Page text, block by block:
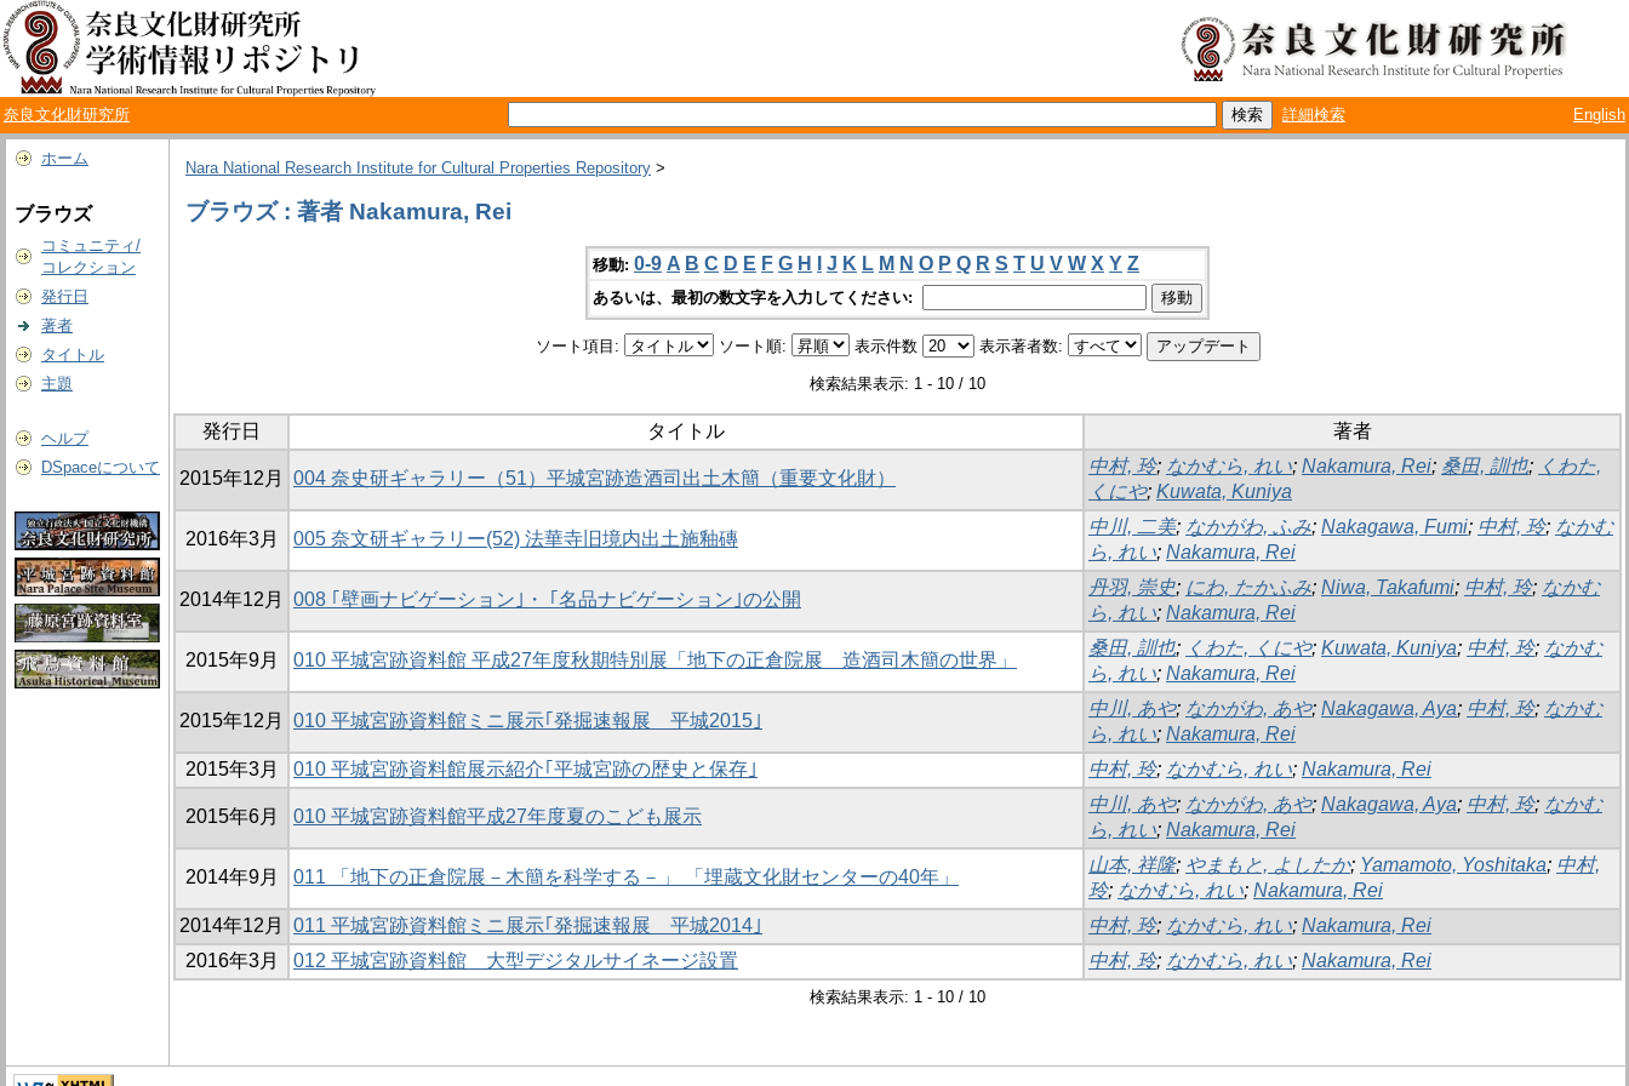
奈良文化財研究所 詳細検索 English
ホーム
ブラウズ
コミュニティ/
コレクション
発行日
著者
タイトル
主題
ヘルプ
DSpaceについて
Nara National Research Institute for Cultural Properties Repository >
ブラウズ : 著者 Nakamura, Rei
移動: 0-9 A B C D E F G H J K L M N O P Q R S T U V W X Y Z
あるいは、最初の数文字を入力してください:
ソート項目: ソート順: 表示件数 表示著者数:
検索結果表示: 1 - 10 / 10
発行日 タイトル 著者
2015年12月 004 奈史研ギャラリー（51）平城宮跡造酒司出土木簡（重要文化財）
中村, 玲; なかむら, れい; Nakamura, Rei; 桑田, 訓也; くわた,
くにや; Kuwata, Kuniya
2016年3月 005 奈文研ギャラリー(52) 法華寺旧境内出土施釉磚
中川, 二美; なかがわ, ふみ; Nakagawa, Fumi; 中村, 玲; なかむ
ら, れい; Nakamura, Rei
2014年12月 008 ｢壁画ナビゲーション｣・ ｢名品ナビゲーション｣の公開
丹羽, 崇史; にわ, たかふみ; Niwa, Takafumi; 中村, 玲; なかむ
ら, れい; Nakamura, Rei
2015年9月 010 平城宮跡資料館 平成27年度秋期特別展「地下の正倉院展 造酒司木簡の世界」
桑田, 訓也; くわた, くにや; Kuwata, Kuniya; 中村, 玲; なかむ
ら, れい; Nakamura, Rei
2015年12月 010 平城宮跡資料館ミニ展示｢発掘速報展 平城2015｣
中川, あや; なかがわ, あや; Nakagawa, Aya; 中村, 玲; なかむ
ら, れい; Nakamura, Rei
2015年3月
010 平城宮跡資料館展示紹介｢平城宮跡の歴史と保存｣ 中村, 玲; なかむら, れい; Nakamura, Rei
2015年6月 010 平城宮跡資料館平成27年度夏のこども展示
中川, あや; なかがわ, あや; Nakagawa, Aya; 中村, 玲; なかむ
ら, れい; Nakamura, Rei
2014年9月 011 「地下の正倉院展－木簡を科学する－」 「埋蔵文化財センターの40年」
山本, 祥隆; やまもと, よしたか; Yamamoto, Yoshitaka; 中村,
玲; なかむら, れい; Nakamura, Rei
2014年12月
011 平城宮跡資料館ミニ展示｢発掘速報展 平城2014｣ 中村, 玲; なかむら, れい; Nakamura, Rei
2016年3月
012 平城宮跡資料館 大型デジタルサイネージ設置 中村, 玲; なかむら, れい; Nakamura, Rei
検索結果表示: 1 - 10 / 10